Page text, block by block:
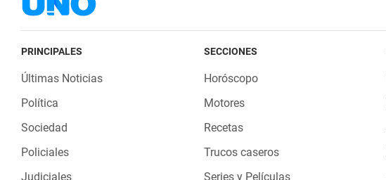
PRINCIPALES
Últimas Noticias
Política
Sociedad
Policiales
Judiciales
SECCIONES
Horóscopo
Motores
Recetas
Trucos caseros
Series y Películas